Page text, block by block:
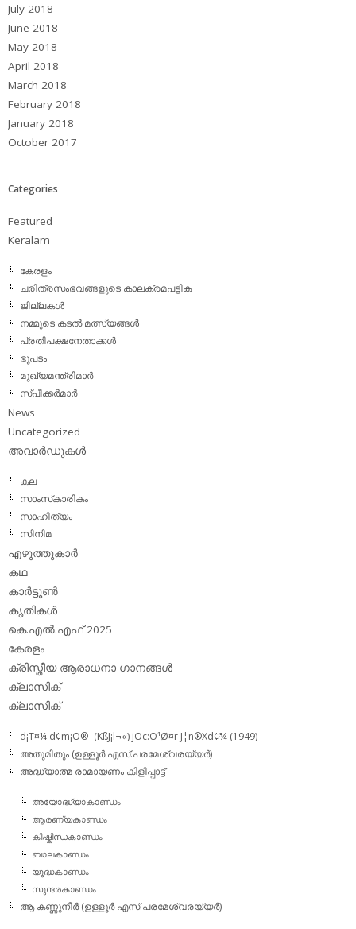
July 2018
June 2018
May 2018
April 2018
March 2018
February 2018
January 2018
October 2017
Categories
Featured
Keralam
കേരളം
ചരിത്രസംഭവങ്ങളുടെ കാലക്രമപട്ടിക
ജില്ലകള്‍
നമ്മുടെ കടല്‍ മത്സ്യങ്ങള്‍
പ്രതിപക്ഷനേതാക്കള്‍
ഭൂപടം
മുഖ്യമന്ത്രിമാര്‍
സ്പീക്കര്‍മാര്‍
News
Uncategorized
അവാര്‍ഡുകള്‍
കല
സാംസ്‌കാരികം
സാഹിത്യം
സിനിമ
എഴുത്തുകാര്‍
കഥ
കാര്‍ട്ടൂണ്‍
കൃതികള്‍
കെ.എല്‍.എഫ് 2025
കേരളം
ക്രിസ്തീയ ആരാധനാ ഗാനങ്ങള്‍
ക്ലാസിക്‌
ക്ലാസിക്
d¡T¤¼ d¢m¡O®- (KßJ¡l¬«) jOc:O¹Ø¤r J¦n®Xd¢¾ (1949)
അതുമിതും (ഉള്ളൂര്‍ എസ്.പരമേശ്വരയ്യര്‍)
അദ്ധ്യാത്മ രാമായണം കിളിപ്പാട്ട്‌
അയോദ്ധ്യാകാണ്ഡം
ആരണ്യകാണ്ഡം
കിഷ്കിന്ധകാണ്ഡം
ബാലകാണ്ഡം
യൂദ്ധകാണ്ഡം
സുന്ദരകാണ്ഡം
ആ കണ്ണുനീര്‍ (ഉള്ളൂര്‍ എസ്.പരമേശ്വരയ്യര്‍)